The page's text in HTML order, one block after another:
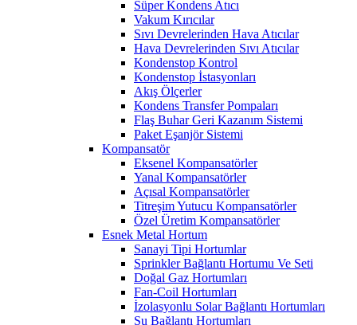
Süper Kondens Atıcı
Vakum Kırıcılar
Sıvı Devrelerinden Hava Atıcılar
Hava Devrelerinden Sıvı Atıcılar
Kondenstop Kontrol
Kondenstop İstasyonları
Akış Ölçerler
Kondens Transfer Pompaları
Flaş Buhar Geri Kazanım Sistemi
Paket Eşanjör Sistemi
Kompansatör
Eksenel Kompansatörler
Yanal Kompansatörler
Açısal Kompansatörler
Titreşim Yutucu Kompansatörler
Özel Üretim Kompansatörler
Esnek Metal Hortum
Sanayi Tipi Hortumlar
Sprinkler Bağlantı Hortumu Ve Seti
Doğal Gaz Hortumları
Fan-Coil Hortumları
İzolasyonlu Solar Bağlantı Hortumları
Su Bağlantı Hortumları